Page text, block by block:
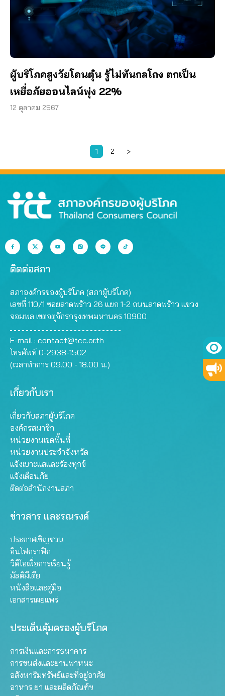
ผู้บริโภคสูงวัยโดนตุ๋น รู้ไม่ทันกลโกง ตกเป็น
เหยื่อภัยออนไลน์พุ่ง 22%
12 ตุลาคม 2567
1 2 >
ติดต่อสภา
สภาองค์กรของผู้บริโภค (สภาผู้บริโภค)
เลขที่ 110/1 ซอยลาดพร้าว 26 แยก 1-2 ถนนลาดพร้าว แขวง
จอมพล เขตจตุจักรกรุงเทพมหานคร 10900
E-mail : contact@tcc.or.th
โทรศัพท์ 0-2938-1502
(เวลาทำการ 09.00 - 18.00 น.)
เกี่ยวกับเรา
เกี่ยวกับสภาผู้บริโภค
องค์กรสมาชิก
หน่วยงานเขตพื้นที่
หน่วยงานประจำจังหวัด
แจ้งเบาะแสและร้องทุกข์
แจ้งเตือนภัย
ติดต่อสำนักงานสภา
ข่าวสาร และรณรงค์
ประกาศเชิญชวน
อินโฟกราฟิก
วิดีโอเพื่อการเรียนรู้
มัลติมีเดีย
หนังสือและคู่มือ
เอกสารเผยแพร่
ประเด็นคุ้มครองผู้บริโภค
การเงินและการธนาคาร
การขนส่งและยานพาหนะ
อสังหาริมทรัพย์และที่อยู่อาศัย
อาหาร ยา และผลิตภัณฑ์ฯ